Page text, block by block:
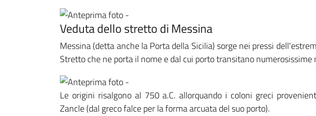
Veduta dello stretto di Messina
Messina (detta anche la Porta della Sicilia) sorge nei pressi
Stretto che ne porta il nome e dal cui porto transitano numerosissime
Le origini risalgono al 750 a.C. allorquando i coloni greci
Zancle (dal greco falce per la forma arcuata del suo porto).